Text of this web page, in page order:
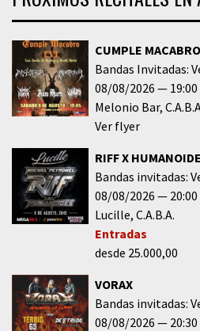
CUMPLE
Bandas Invitadas:
08/08/2026
19:00
Melonio Bar
Ver flyer
RIFF X
Bandas invitadas:
08/08/2026
20:00
Lucille C.A.B.A.
Entradas
desde 25.000,00
VORAX
Bandas invitadas:
08/08/2026
20:30